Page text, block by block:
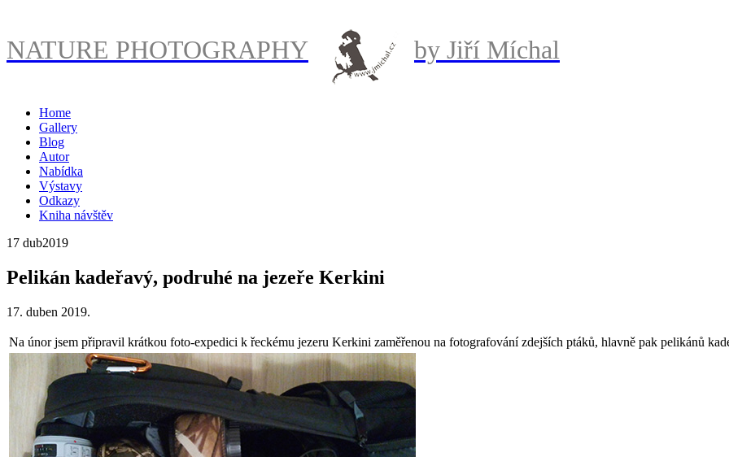
NATURE PHOTOGRAPHY by Jiří Míchal
Home
Gallery
Blog
Autor
Nabídka
Výstavy
Odkazy
Kniha návštěv
17 dub2019
Pelikán kadeřavý, podruhé na jezeře Kerkini
17. duben 2019.
Na únor jsem připravil krátkou foto-expedici k řeckému jezeru Kerkini zaměřenou na fotografování zdejších ptáků, hlavně pak pelikánů